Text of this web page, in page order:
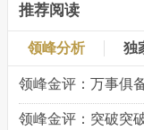
推荐阅读
领峰分析 独
领峰金评：突破突